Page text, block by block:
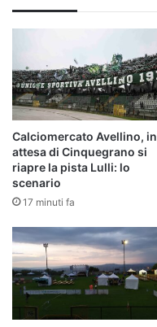
Calciomercato Avellino, in
attesa di Cinquegrano si
riapre la pista Lulli: lo
scenario
17 minuti fa